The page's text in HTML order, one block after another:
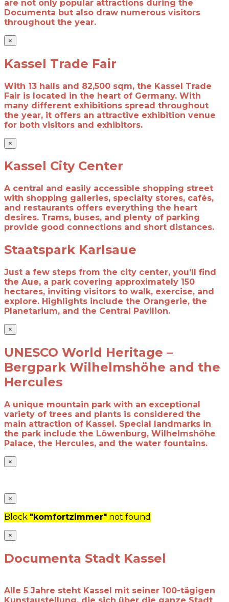
are not only popular attractions during the
Documenta but also draw numerous visitors
throughout the year.
×
Kassel Trade Fair
With 13 halls and 82,500 sqm, the Kassel Trade
Fair is located in the heart of Germany. With
many different exhibitions spread throughout
the year, it offers an attractive exhibition venue
for both visitors and exhibitors.
×
Kassel City Center
A central and easily accessible shopping street
with shopping galleries, specialty stores, cafés,
and restaurants offers everything the heart
desires. Trams, buses, and plenty of parking
provide good connections and short distances.
Staatspark Karlsaue
Just a few steps from the city center, you’ll find
the Aue, a park covering approximately 150
hectares, inviting visitors to walk, exercise, and
explore. Highlights include the Orangerie, the
Planetarium, and the Central Pavilion.
×
UNESCO World Heritage –
Bergpark Wilhelmshöhe and the
Hercules
A unique mountain park with an exceptional
variety of trees and plants is considered the
main attraction of Kassel. Special landmarks in
the park include the Löwenburg, Wilhelmshöhe
Palace, the Hercules, and the water fountains.
×
×
Block "komfortzimmer" not found
×
Documenta Stadt Kassel
Alle 5 Jahre steht Kassel mit seiner 100-tägigen